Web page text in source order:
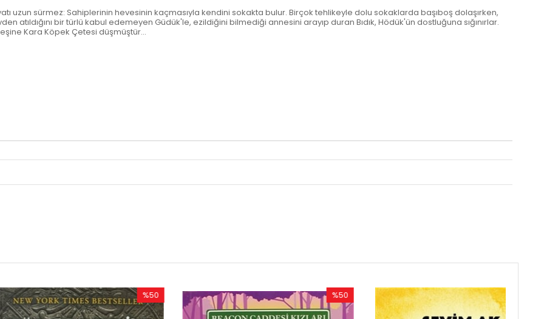
uzun sürmez: Sahiplerinin hevesinin kaçmasıyla kendini sokakta bulur. Birçok tehlikeyle dolu sokaklarda başıboş dolaşırken,
atıldığını bir türlü kabul edemeyen Güdük'le, ezildiğini bilmediği annesini arayıp duran Bıdık, Hödük'ün dostluğuna sığınırlar.
Kara Köpek Çetesi düşmüştür...
%50
İndirim
%50
İndirim
%50
İndirim